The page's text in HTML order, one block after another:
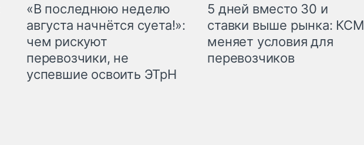
«В последнюю неделю
августа начнётся суета!»:
чем рискуют
перевозчики, не
успевшие освоить ЭТрН
5 дней вместо 30 и
ставки выше рынка: КСМ
меняет условия для
перевозчиков